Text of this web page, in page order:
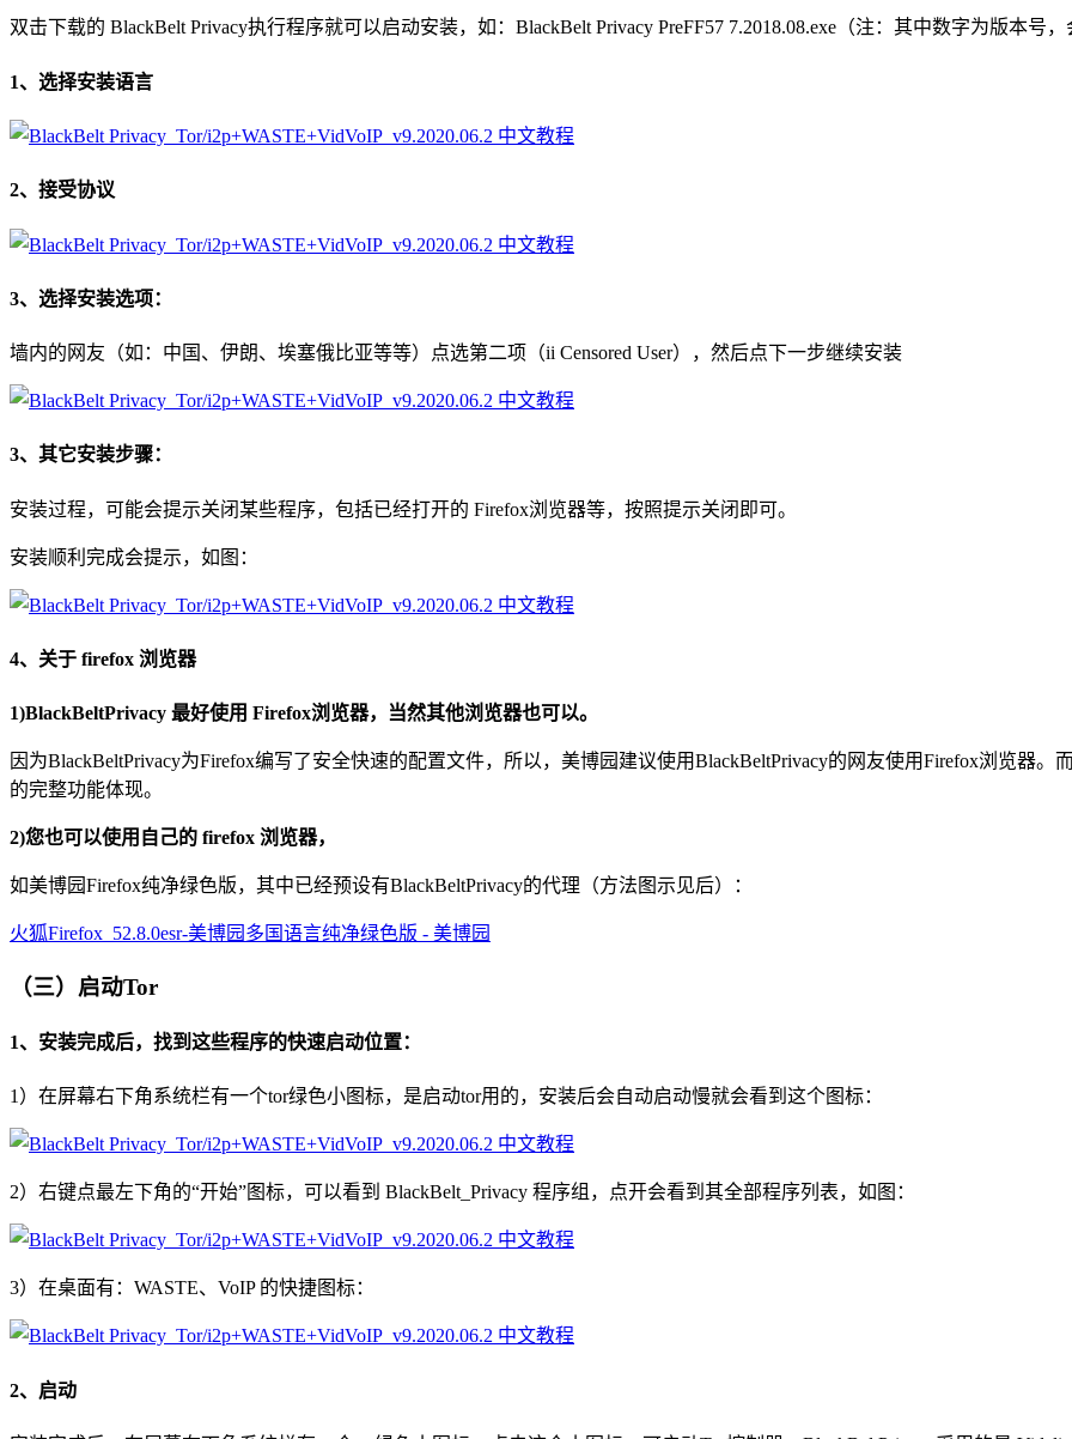
双击下载的 BlackBelt Privacy执行程序就可以启动安装，如：BlackBelt Privacy PreFF57 7.2018.08.exe（注：其中数字为版本号，
1、选择安装语言
2、接受协议
3、选择安装选项：
墙内的网友（如：中国、伊朗、埃塞俄比亚等等）点选第二项（ii Censored User），然后点下一步继续安装
3、其它安装步骤：
安装过程，可能会提示关闭某些程序，包括已经打开的 Firefox浏览器等，按照提示关闭即可。
安装顺利完成会提示，如图：
4、关于 firefox 浏览器
1)BlackBeltPrivacy 最好使用 Firefox浏览器，当然其他浏览器也可以。
因为BlackBeltPrivacy为Firefox编写了安全快速的配置文件，所以，美博园建议使用BlackBeltPrivacy的网友使用Firefox浏览器
的完整功能体现。
2)您也可以使用自己的 firefox 浏览器，
如美博园Firefox纯净绿色版，其中已经预设有BlackBeltPrivacy的代理（方法图示见后）：
火狐Firefox_52.8.0esr-美博园多国语言纯净绿色版 - 美博园
（三）启动Tor
1、安装完成后，找到这些程序的快速启动位置：
1）在屏幕右下角系统栏有一个tor绿色小图标，是启动tor用的，安装后会自动启动慢就会看到这个图标：
2）右键点最左下角的“开始”图标，可以看到 BlackBelt_Privacy 程序组，点开会看到其全部程序列表，如图：
3）在桌面有：WASTE、VoIP 的快捷图标：
2、启动